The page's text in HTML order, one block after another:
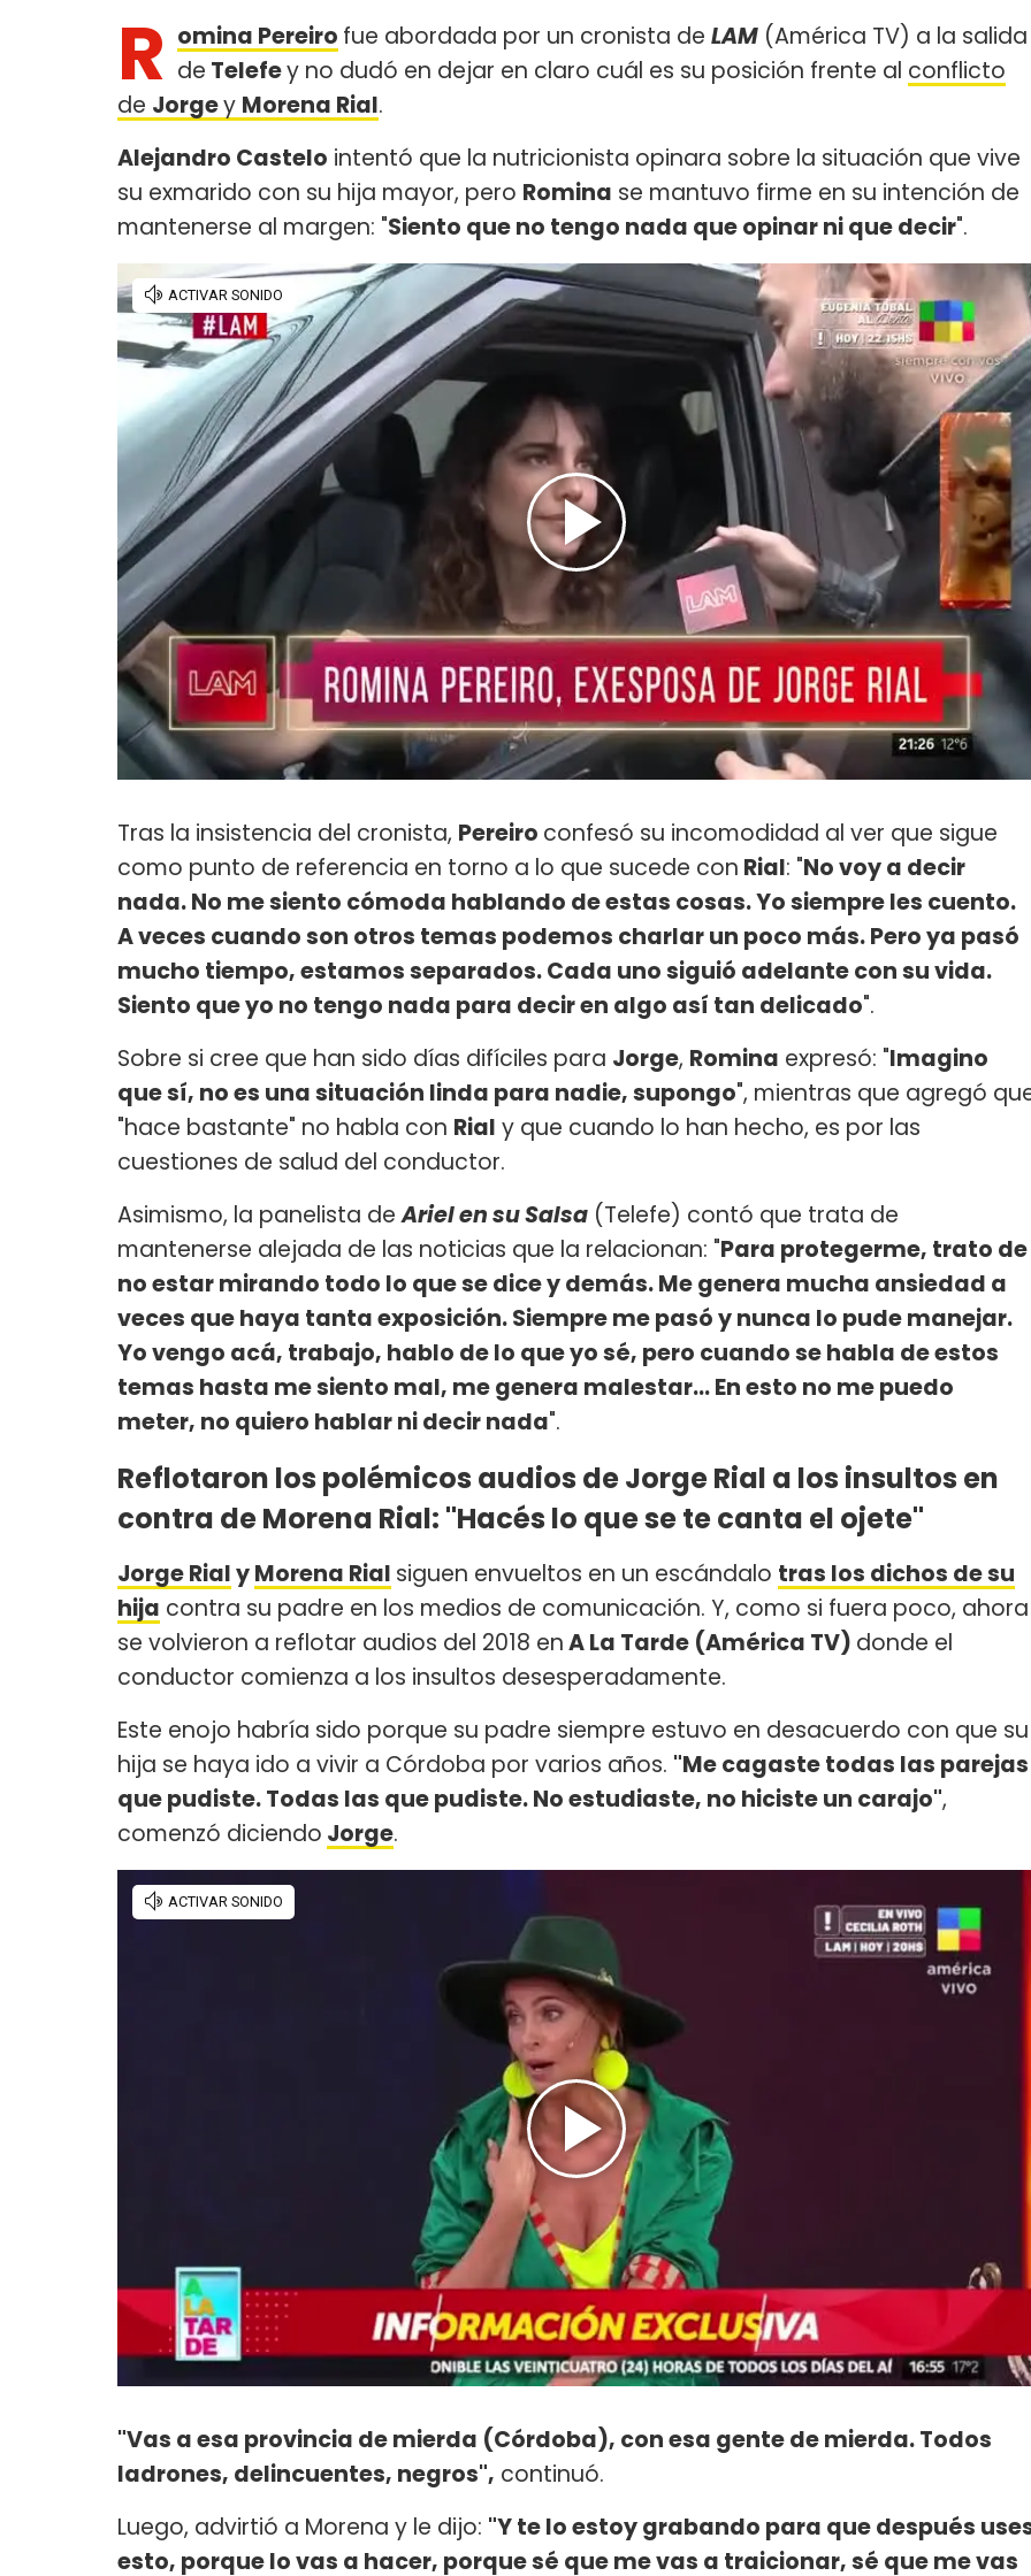
R omina Pereiro fue abordada por un cronista de LAM (América TV) a la salida
de Telefey no dudó en dejar en claro cuál es su posición frente al conflicto
de Jorgey Morena Rial.
Alejandro Castelo intentó que la nutricionista opinara sobre la situación que vive
su exmarido con su hija mayor, pero Romina se mantuvo firme en su intención de
mantenerse al margen: "Siento que no tengo nada que opinar ni que decir".
Tras la insistencia del cronista, Pereiro confesó su incomodidad al ver que sigue
como punto de referencia en torno a lo que sucede con Rial: "No voy a decir
nada. No me siento cómoda hablando de estas cosas. Yo siempre les cuento.
A veces cuando son otros temas podemos charlar un poco más. Pero ya pasó
mucho tiempo, estamos separados. Cada uno siguió adelante con su vida.
Siento que yo no tengo nada para decir en algo así tan delicado".
Sobre si cree que han sido días difíciles para Jorge, Romina expresó: "Imagino
que sí, no es una situación linda para nadie, supongo", mientras que agregó
"hace bastante" no habla con Rial y que cuando lo han hecho, es por las
cuestiones de salud del conductor.
Asimismo, la panelista deAriel en su Salsa (Telefe) contó que trata de
mantenerse alejada de las noticias que la relacionan: "Para protegerme, trato de
no estar mirando todo lo que se dice y demás. Me genera mucha ansiedad a
veces que haya tanta exposición. Siempre me pasó y nunca lo pude manejar.
Yo vengo acá, trabajo, hablo de lo que yo sé, pero cuando se habla de estos
temas hasta me siento mal, me genera malestar... En esto no me puedo
meter, no quiero hablar ni decir nada".
Reflotaron los polémicos audios de Jorge Rial a los insultos en
contra de Morena Rial: "Hacés lo que se te canta el ojete"
Jorge RialyMorena Rial siguen envueltos en un escándalo tras los dichos de su
hija contra su padre en los medios de comunicación. Y, como si fuera poco, ahora
se volvieron a reflotar audios del 2018 enA La Tarde (América TV) donde el
conductor comienza a los insultos desesperadamente.
Este enojo habría sido porque su padre siempre estuvo en desacuerdo con que su
hija se haya ido a vivir a Córdoba por varios años. "Me cagaste todas las parejas
que pudiste. Todas las que pudiste. No estudiaste, no hiciste un carajo",
comenzó diciendo Jorge.
"Vas a esa provincia de mierda (Córdoba), con esa gente de mierda. Todos
ladrones, delincuentes, negros", continuó.
Luego, advirtió a Morena y le dijo: "Y te lo estoy grabando para que después
esto, porque lo vas a hacer, porque sé que me vas a traicionar, sé que me vas